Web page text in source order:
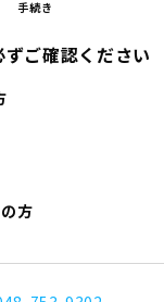
手続き
ご確認ください
方